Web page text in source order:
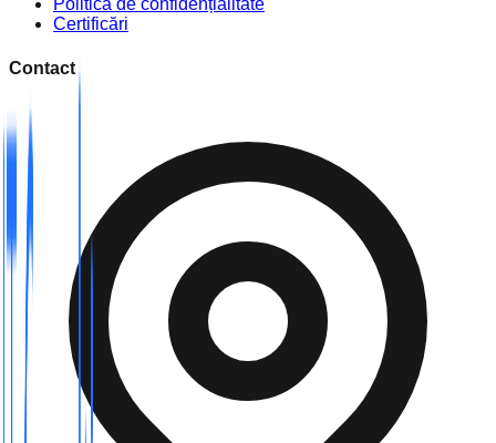
Politica de confidențialitate
Certificări
Contact